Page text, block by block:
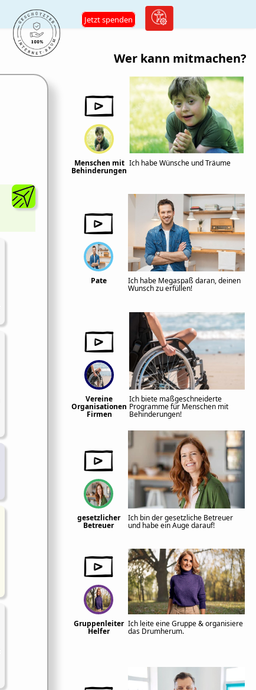
Jetzt spenden
Wer kann mitmachen?
Menschen mit
Behinderungen
Ich habe Wünsche und Träume
Pate Ich habe Megaspaß daran, deinen
Wunsch zu erfüllen!
Vereine
Organisationen
Firmen
Ich biete maßgeschneiderte
Programme für Menschen mit
Behinderungen!
gesetzlicher
Betreuer
Ich bin der gesetzliche Betreuer
und habe ein Auge darauf!
Gruppenleiter
Helfer
Ich leite eine Gruppe & organisiere
das Drumherum.